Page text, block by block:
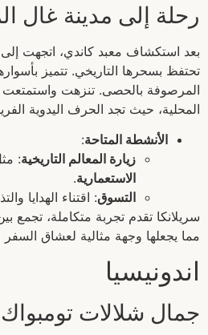
رحلة إلى مدينة غال
بعد استكشاف معبد كاندي، اتجهت إلى
تحتفظ بسحرها التاريخي. تتميز
المرصوفة بالحصى. تنزهت واستمتعت
المحلية، حيث تجد الحرف اليدوية
الأنشطة المتاحة:
زيارة المعالم التاريخية:
الاستعمارية.
التسوق: اقتناء الهدايا
سريلانكا تقدم تجربة متكاملة، تجمع
مما يجعلها وجهة مثالية لعشاق السفر
اندونيسيا
جمال شلالات